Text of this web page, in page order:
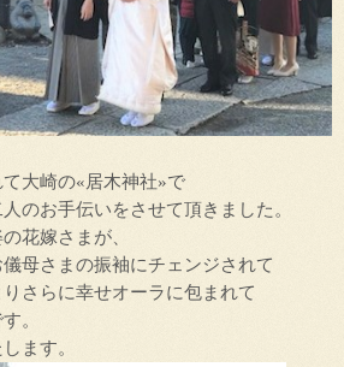
大崎の«居木神社»で
のお手伝いをさせて頂きました。
花嫁さまが、
母さまの振袖にチェンジされて
さらに幸せオーラに包まれて
。
ます。